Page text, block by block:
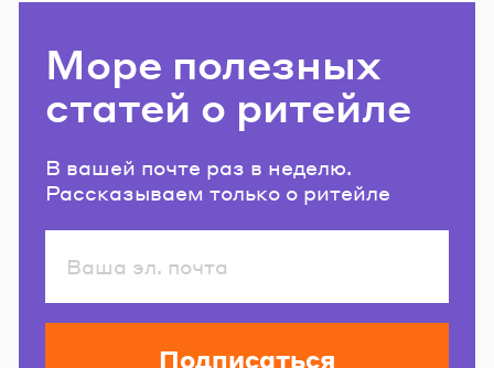
Море полезных
статей о ритейле
В вашей почте раз в неделю.
Рассказываем только о ритейле
Подписаться